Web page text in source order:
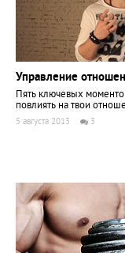
Управление
Пять ключевых
повлиять на твои
5 августа 2013 3